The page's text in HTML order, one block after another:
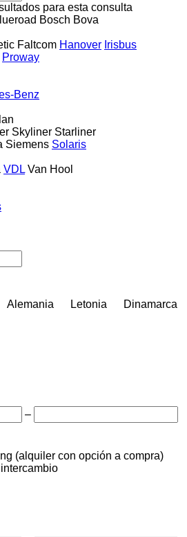
para esta consulta
Bosch Bova
Faltcom Hanover Irisbus
Proway
Benz
Skyliner Starliner
Siemens Solaris
VDL Van Hool
Alemania Letonia
Dinamarca
–
(alquiler con opción a compra)
intercambio